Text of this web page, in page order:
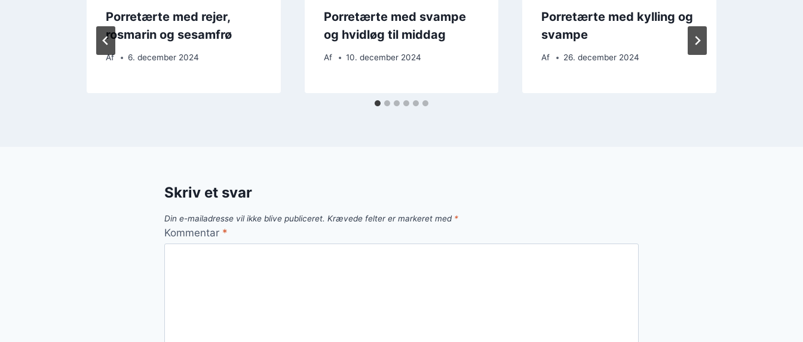
Porretærte med rejer,
rosmarin og sesamfrø
Af 6. december 2024
Porretærte med svampe
og hvidløg til middag
Af 10. december 2024
Porretærte med kylling og
svampe
Af 26. december 2024
Skriv et svar
Din e-mailadresse vil ikke blive publiceret. Krævede felter er markeret med *
Kommentar *